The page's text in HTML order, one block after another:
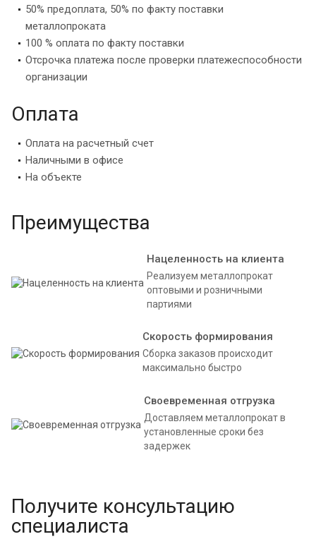
50% предоплата, 50% по факту поставки
металлопроката
100 % оплата по факту поставки
Отсрочка платежа после проверки платежеспособности
организации
Оплата
Оплата на расчетный счет
Наличными в офисе
На объекте
Преимущества
Нацеленность на клиента
Реализуем металлопрокат
оптовыми и розничными
партиями
Скорость формирования
Сборка заказов происходит
максимально быстро
Своевременная отгрузка
Доставляем металлопрокат в
установленные сроки без
задержек
Получите консультацию
специалиста